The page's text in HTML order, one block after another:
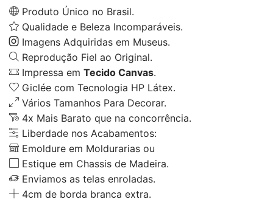
Produto Único no Brasil.
Qualidade e Beleza Incomparáveis.
Imagens Adquiridas em Museus.
Reprodução Fiel ao Original.
Impressa em Tecido Canvas.
Giclée com Tecnologia HP Látex.
Vários Tamanhos Para Decorar.
4x Mais Barato que na concorrência.
Liberdade nos Acabamentos:
Emoldure em Moldurarias ou
Estique em Chassis de Madeira.
Enviamos as telas enroladas.
4cm de borda branca extra.